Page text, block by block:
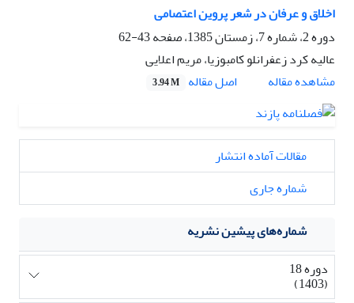
اخلاق و عرفان در شعر پروین اعتصامی
دوره 2، شماره 7، زمستان 1385، صفحه
43-62
عالیه کرد زعفرانلو کامبوزیا، مریم اعلایی
مشاهده مقاله
اصل مقاله 3.94 M
مقالات آماده انتشار
شماره جاری
شماره‌های پیشین نشریه
دوره 18
(1403)